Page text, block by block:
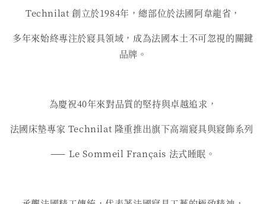
Technilat 創立於1984年，總部位於法國阿韋龍省，
多年來始終專注於寢具領域，成為法國本土不可忽視的關鍵
品牌。
為慶祝40年來對品質的堅持與卓越追求，
法國床墊專家 Technilat 隆重推出旗下高端寢具與寢飾系列
—— Le Sommeil Français 法式睡眠。